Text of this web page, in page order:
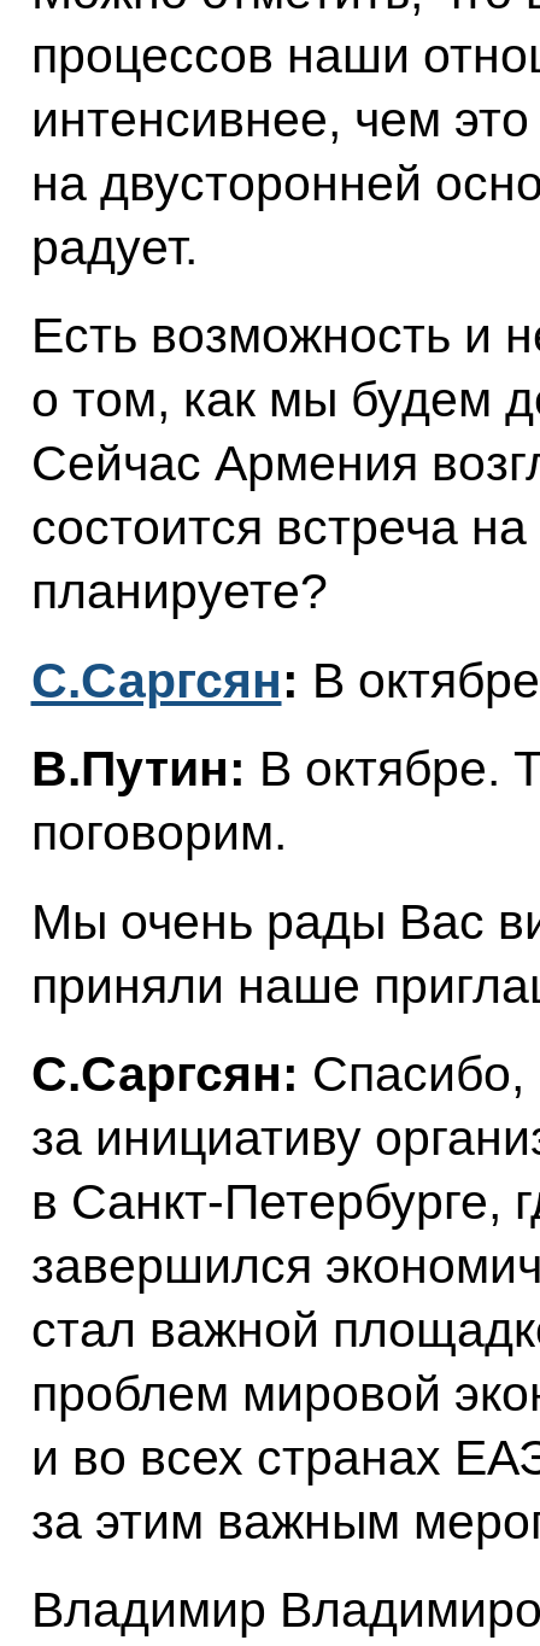
процессов наши
интенсивнее, чем
на двусторонней
радует.
Есть возможность и
о том, как мы будем
Сейчас Армения
состоится встреча
планируете?
С.Саргсян: В
В.Путин: В октябре.
поговорим.
Мы очень рады Вас
приняли наше
С.Саргсян:
за инициативу
в Санкт-Петербурге,
завершился
стал важной
проблем мировой
и во всех странах
за этим важным
Владимир